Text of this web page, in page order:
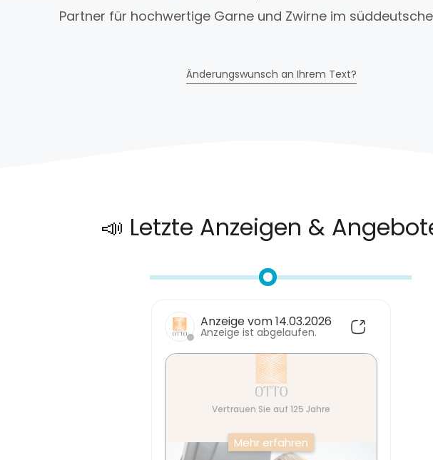
Partner für hochwertige Garne und Zwirne im
Änderungswunsch an Ihrem Text?